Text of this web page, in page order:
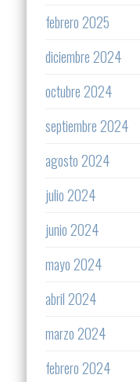
febrero 2025
diciembre 2024
octubre 2024
septiembre 2024
agosto 2024
julio 2024
junio 2024
mayo 2024
abril 2024
marzo 2024
febrero 2024